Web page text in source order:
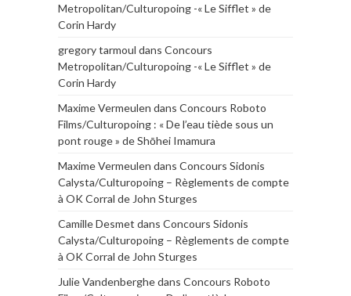
Metropolitan/Culturopoing -« Le Sifflet » de
Corin Hardy
gregory tarmoul dans Concours
Metropolitan/Culturopoing -« Le Sifflet » de
Corin Hardy
Maxime Vermeulen dans Concours Roboto
Films/Culturopoing : « De l’eau tiède sous un
pont rouge » de Shōhei Imamura
Maxime Vermeulen dans Concours Sidonis
Calysta/Culturopoing – Règlements de compte
à OK Corral de John Sturges
Camille Desmet dans Concours Sidonis
Calysta/Culturopoing – Règlements de compte
à OK Corral de John Sturges
Julie Vandenberghedans Concours Roboto